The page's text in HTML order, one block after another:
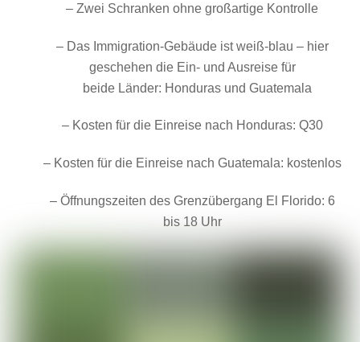
– Zwei Schranken ohne großartige Kontrolle
– Das Immigration-Gebäude ist weiß-blau – hier
geschehen die Ein- und Ausreise für
beide Länder: Honduras und Guatemala
– Kosten für die Einreise nach Honduras: Q30
– Kosten für die Einreise nach Guatemala: kostenlos
– Öffnungszeiten des Grenzübergang El Florido: 6
bis 18 Uhr